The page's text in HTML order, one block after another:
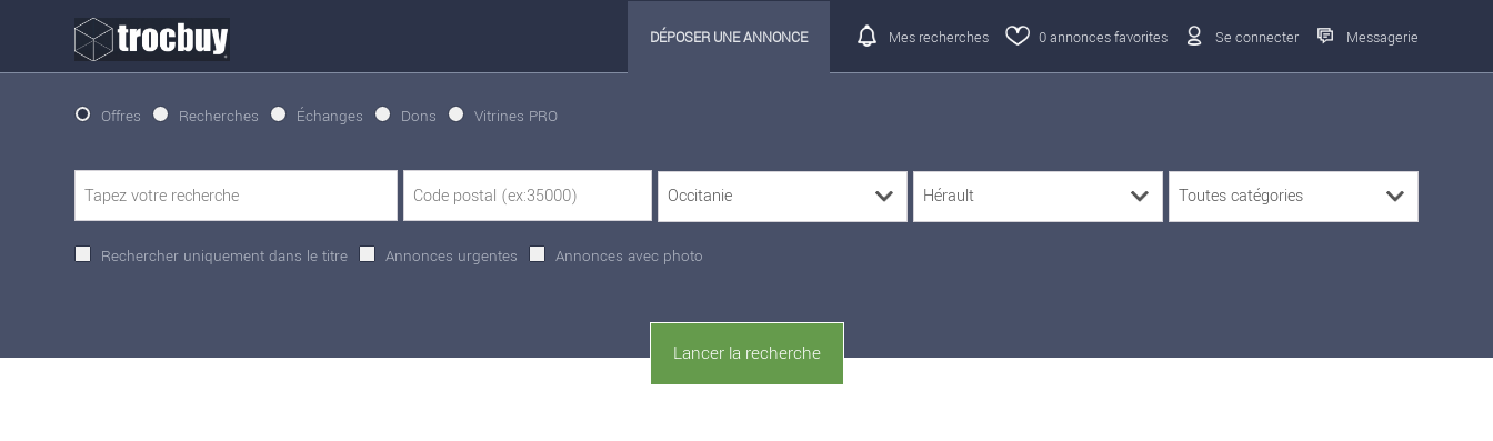
DÉPOSER UNE ANNONCE Mes recherches 0annonces favorites Se connecter Messagerie
Offres Recherches Échanges Dons Vitrines PRO
Rechercher uniquement dans le titre Annonces urgentes Annonces avec photo